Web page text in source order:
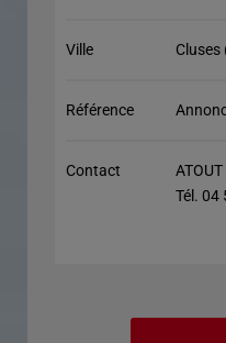
Ville Cluses
Référence
Contact
Tél. 04